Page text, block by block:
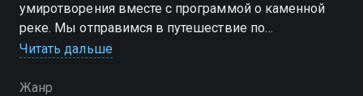
умиротворения вместе с программой о каменной
реке. Мы отправимся в путешествие по
живописным местам, где величественные горы
Читать дальше
Жанр